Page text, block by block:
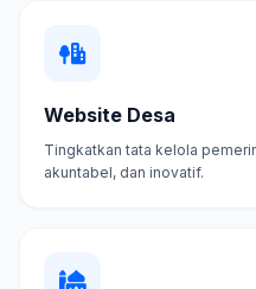
Website Desa
Tingkatkan tata kelola
akuntabel, dan inovatif.